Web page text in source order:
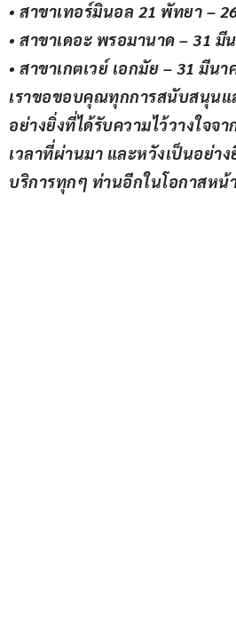
• สาขาเทอร์มินอล 21 พัทยา –
• สาขาเดอะ พรอมานาด – 31 มี
• สาขาเกตเวย์ เอกมัย – 31 มีนา
เราขอขอบคุณทุกการสนับสนุนแ
อย่างยิ่งที่ได้รับความไว้วางใจจ
เวลาที่ผ่านมา และหวังเป็นอย่า
บริการทุกๆ ท่านอีกในโอกาสหน้